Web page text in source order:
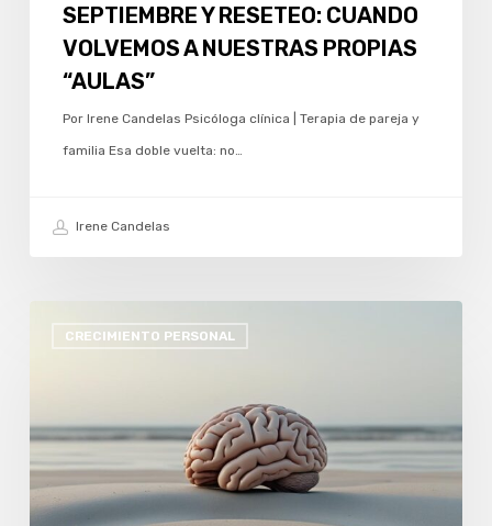
SEPTIEMBRE Y RESETEO: CUANDO
VOLVEMOS A NUESTRAS PROPIAS
“AULAS”
Por Irene Candelas Psicóloga clínica | Terapia de pareja y
familia Esa doble vuelta: no…
Irene Candelas
CRECIMIENTO PERSONAL
CUANDO
TE
DA
PERMISO